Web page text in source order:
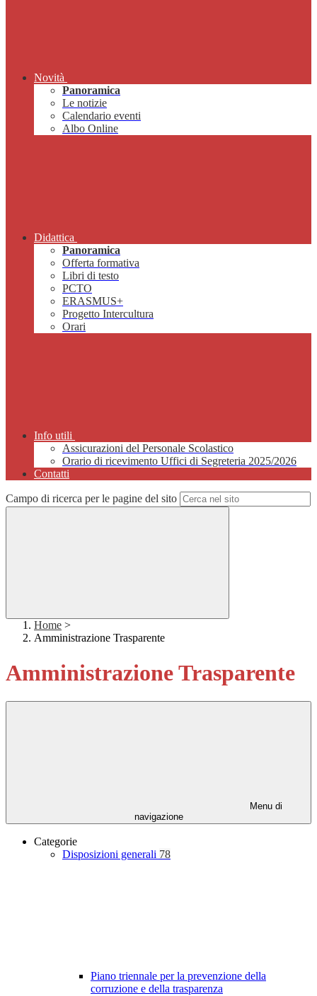
Novità
Panoramica
Le notizie
Calendario eventi
Albo Online
Didattica
Panoramica
Offerta formativa
Libri di testo
PCTO
ERASMUS+
Progetto Intercultura
Orari
Info utili
Assicurazioni del Personale Scolastico
Orario di ricevimento Uffici di Segreteria 2025/2026
Contatti
Campo di ricerca per le pagine del sito
Home >
Amministrazione Trasparente
Amministrazione Trasparente
Menu di
navigazione
Categorie
Disposizioni generali 78
Piano triennale per la prevenzione della
corruzione e della trasparenza